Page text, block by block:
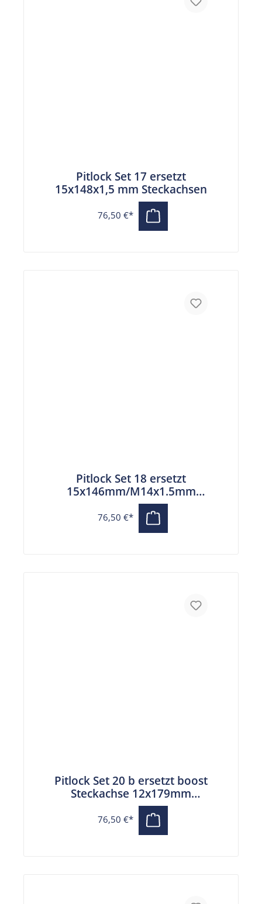
Pitlock Set 17 ersetzt
15x148x1,5 mm Steckachsen
76,50 €*
Pitlock Set 18 ersetzt
15x146mm/M14x1.5mm
Steckachse
76,50 €*
Pitlock Set 20 b ersetzt boost
Steckachse 12x179mm
x1.75mm Hinterrad
76,50 €*